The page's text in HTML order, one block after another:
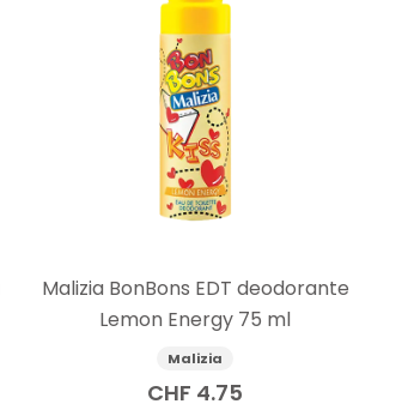
Malizia BonBons EDT deodorante
Lemon Energy 75 ml
Malizia
CHF 4.75